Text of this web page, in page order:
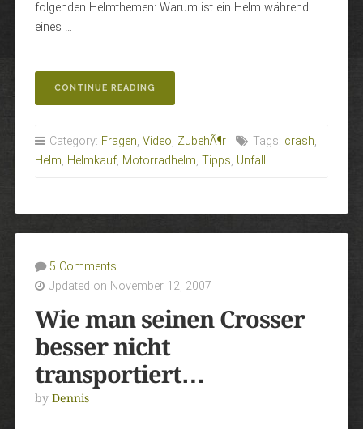
folgenden Helmthemen: Warum ist ein Helm während
eines …
CONTINUE READING
WAS
IMMER
ÜBER
Category: Fragen, Video, ZubehÃ¶r Tags: crash,
Helm, Helmkauf, Motorradhelm, Tipps, Unfall
5 Comments
Updated on November 12, 2007
Wie man seinen Crosser
besser nicht
transportiert…
by Dennis